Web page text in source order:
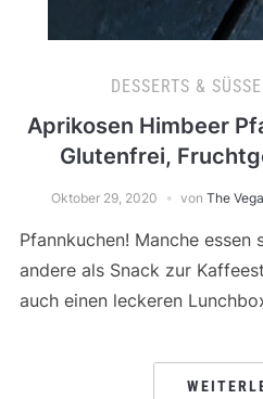
DESSERTS & SÜSSES
Aprikosen Himbeer
Glutenfrei,
Oktober 29, 2020 von The
Pfannkuchen! Manche essen
andere als Snack zur
auch einen leckeren